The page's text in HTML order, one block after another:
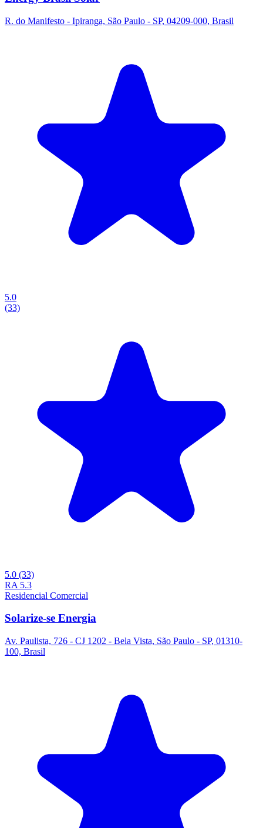
R. do Manifesto - Ipiranga, São Paulo - SP, 04209-000, Brasil
5.0
(33)
5.0 (33)
RA 5.3
Residencial Comercial
Solarize-se Energia
Av. Paulista, 726 - CJ 1202 - Bela Vista, São Paulo - SP, 01310-
100, Brasil